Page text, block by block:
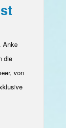
Anke
die
von